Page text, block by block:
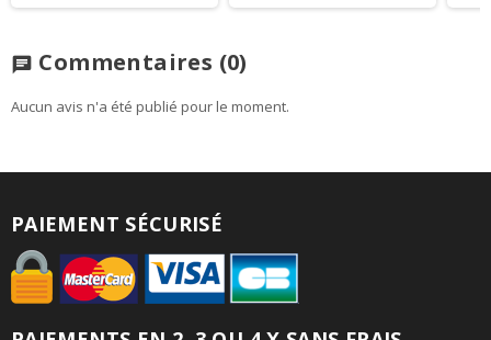
chat Commentaires (0)
Aucun avis n'a été publié pour le moment.
PAIEMENT SÉCURISÉ